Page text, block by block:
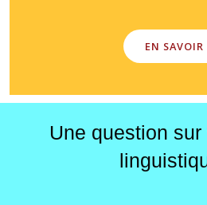
EN SAVOIR
Une question